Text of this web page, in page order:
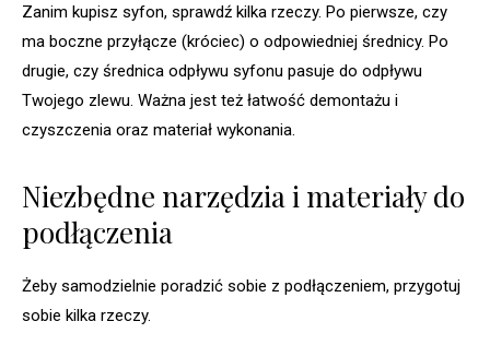
Zanim kupisz syfon, sprawdź kilka rzeczy. Po pierwsze, czy
ma boczne przyłącze (króciec) o odpowiedniej średnicy. Po
drugie, czy średnica odpływu syfonu pasuje do odpływu
Twojego zlewu. Ważna jest też łatwość demontażu i
czyszczenia oraz materiał wykonania.
Niezbędne narzędzia i materiały do
podłączenia
Żeby samodzielnie poradzić sobie z podłączeniem, przygotuj
sobie kilka rzeczy.